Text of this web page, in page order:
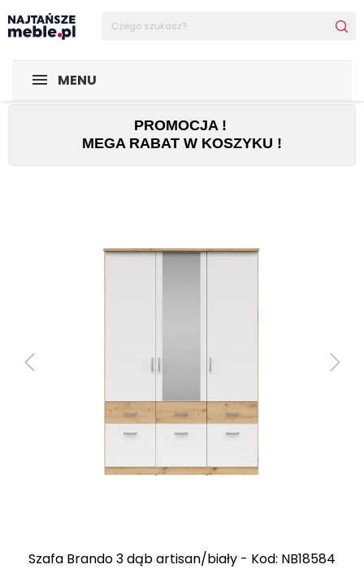
MENU
Sklep Najtańsze-meble
PROMOCJA !
MEGA RABAT W KOSZYKU !
Szafa Brando 3 dąb artisan/biały - Kod: NB18584